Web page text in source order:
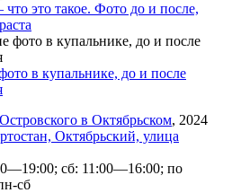
это такое. Фото до и после,
в купальнике, до и после
в Октябрьском, 2024
Октябрьский, улица
сб: 11:00—16:00; по
сб